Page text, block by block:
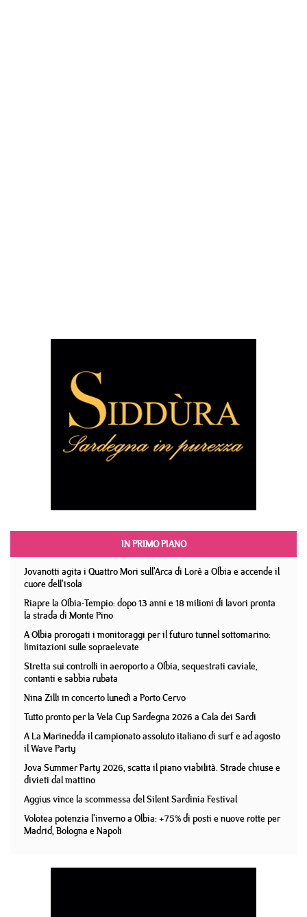
IN PRIMO PIANO
Jovanotti agita i Quattro Mori sull'Arca di Lorè a Olbia e accende il
cuore dell'isola
Riapre la Olbia-Tempio: dopo 13 anni e 18 milioni di lavori pronta
la strada di Monte Pino
A Olbia prorogati i monitoraggi per il futuro tunnel sottomarino:
limitazioni sulle sopraelevate
Stretta sui controlli in aeroporto a Olbia, sequestrati caviale,
contanti e sabbia rubata
Nina Zilli in concerto lunedì a Porto Cervo
Tutto pronto per la Vela Cup Sardegna 2026 a Cala dei Sardi
A La Marinedda il campionato assoluto italiano di surf e ad agosto
il Wave Party
Jova Summer Party 2026, scatta il piano viabilità. Strade chiuse e
divieti dal mattino
Aggius vince la scommessa del Silent Sardinia Festival
Volotea potenzia l'inverno a Olbia: +75% di posti e nuove rotte per
Madrid, Bologna e Napoli